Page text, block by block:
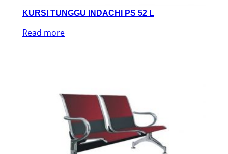
KURSI TUNGGU INDACHI PS 52 L
Read more